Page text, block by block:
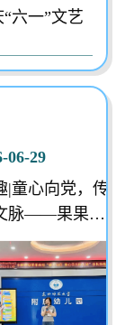
六一”文艺
06-29
|童心向党，传
脉——果果组
寻访活动